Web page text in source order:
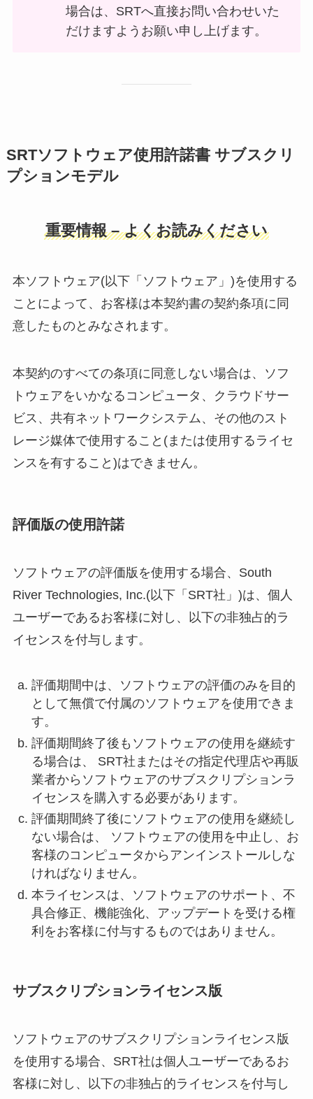
場合は、SRTへ直接お問い合わせいた
だけますようお願い申し上げます。
SRTソフトウェア使用許諾書 サブスクリ
プションモデル
重要情報 – よくお読みください
本ソフトウェア(以下「ソフトウェア」)を使用する
ことによって、お客様は本契約書の契約条項に同
意したものとみなされます。
本契約のすべての条項に同意しない場合は、ソフ
トウェアをいかなるコンピュータ、クラウドサー
ビス、共有ネットワークシステム、その他のスト
レージ媒体で使用すること(または使用するライセ
ンスを有すること)はできません。
評価版の使用許諾
ソフトウェアの評価版を使用する場合、South
River Technologies, Inc.(以下「SRT社」)は、個人
ユーザーであるお客様に対し、以下の非独占的ラ
イセンスを付与します。
評価期間中は、ソフトウェアの評価のみを目的
として無償で付属のソフトウェアを使用できま
す。
評価期間終了後もソフトウェアの使用を継続す
る場合は、 SRT社またはその指定代理店や再販
業者からソフトウェアのサブスクリプションラ
イセンスを購入する必要があります。
評価期間終了後にソフトウェアの使用を継続し
ない場合は、 ソフトウェアの使用を中止し、お
客様のコンピュータからアンインストールしな
ければなりません。
本ライセンスは、ソフトウェアのサポート、不
具合修正、機能強化、アップデートを受ける権
利をお客様に付与するものではありません。
サブスクリプションライセンス版
ソフトウェアのサブスクリプションライセンス版
を使用する場合、SRT社は個人ユーザーであるお
客様に対し、以下の非独占的ライセンスを付与し